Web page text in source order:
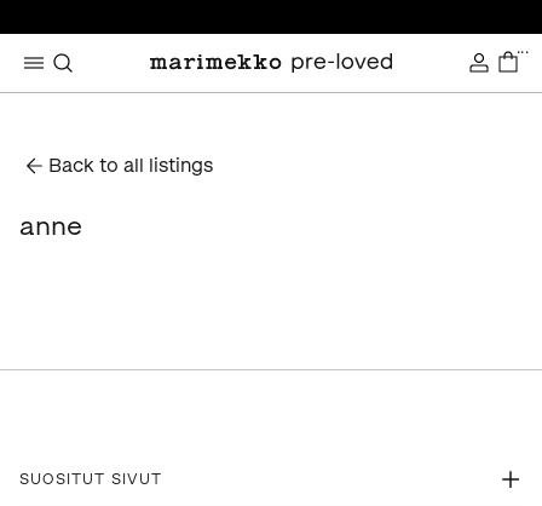
...
Back to all listings
anne
SUOSITUT SIVUT